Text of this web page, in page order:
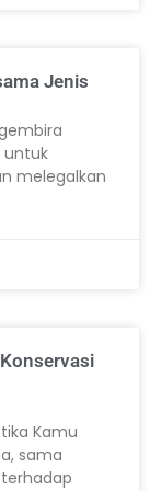
Jenis
untuk
melegalkan
Kamu
sama